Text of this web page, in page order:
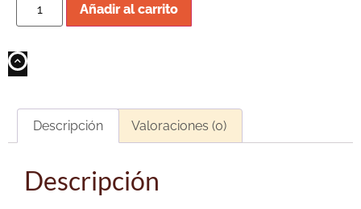
Añadir al carrito
Descripción Valoraciones (0)
Descripción